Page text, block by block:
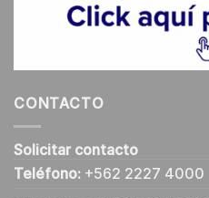
CONTACTO
Solicitar contacto
Teléfono: +562 2227 4000